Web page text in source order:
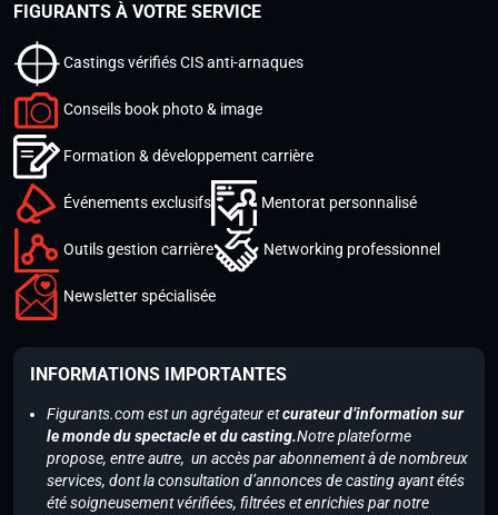
FIGURANTS À VOTRE SERVICE
Castings vérifiés CIS anti-arnaques
Conseils book photo & image
Formation & développement carrière
Événements exclusifs Mentorat personnalisé
Outils gestion carrière Networking professionnel
Newsletter spécialisée
INFORMATIONS IMPORTANTES
Figurants.com est un agrégateur etcurateur d’information sur
le monde du spectacle et du casting.Notre plateforme
propose, entre autre, un accès par abonnement à de nombreux
services, dont la consultation d’annonces de casting ayant étés
été soigneusement vérifiées, filtrées et enrichies par notre